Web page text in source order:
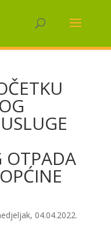
OTPADA
04.04.2022.